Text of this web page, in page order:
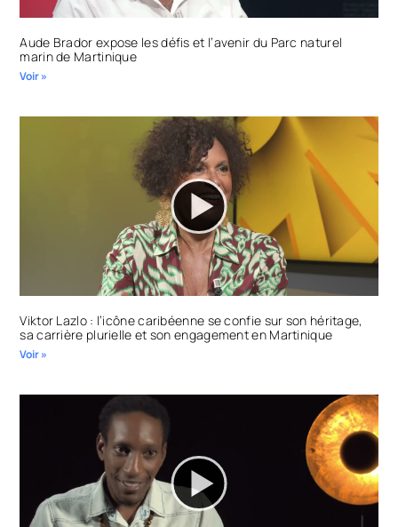
Aude Brador expose les défis et l’avenir du Parc naturel
marin de Martinique
Voir »
Viktor Lazlo : l’icône caribéenne se confie sur son héritage,
sa carrière plurielle et son engagement en Martinique
Voir »